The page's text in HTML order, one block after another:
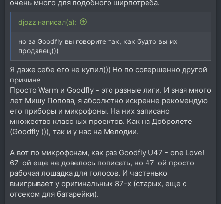
очень много для подобного ширпотреба.
djozz написал(а):
но за Goodfly вы говорите так, как будто вы их
продавец)))
Я даже себе его не купил))) Но по совершенно другой
причине.
Просто Warm и Goodfly - это разные лиги. И зная много
лет Мишу Попова, я абсолютно искренне рекомендую
его приборы и микрофоны. На них записано
множество классных проектов. Как на Добролете
(Goodfly ))), так и у нас на Мелодии.
А вот по микрофонам, как раз Goodfly U47 - one Love!
67-ой еще не довелось пописать, но 47-ой просто
рабочая лошадка для голосов. И частенько
выигрывает у оригинальных 87-х (старых, еще с
отсеком для батарейки).